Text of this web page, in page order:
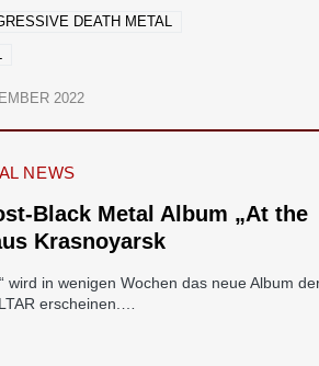
DEATH METAL
2022
NEWS
Black Metal Album „At the
Krasnoyarsk
wird in wenigen Wochen das neue Album
erscheinen.…